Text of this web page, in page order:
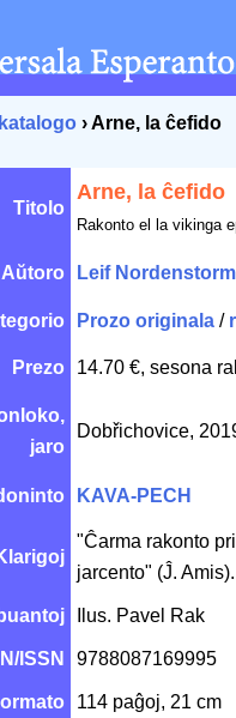
katalogo › Arne, la ĉefido
Titolo
Arne, la ĉefido
Rakonto el la vikinga
Aŭtoro Leif Nordenstorm
Prozo originala /
Prezo 14.70 €, sesona
jaro
Dobřichovice,
KAVA-PECH
"Ĉarma rakonto
jarcento" (Ĵ. Amis).
Ilus. Pavel Rak
ISSN 9788087169995
114 paĝoj, 21 cm